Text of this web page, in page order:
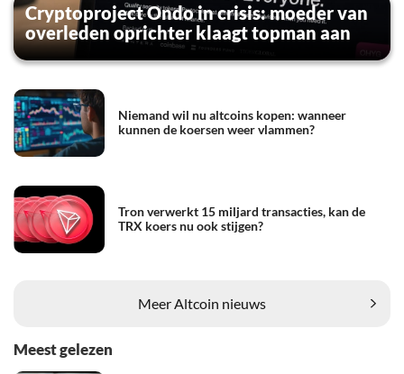
Cryptoproject Ondo in crisis: moeder van
overleden oprichter klaagt topman aan
Niemand wil nu altcoins kopen: wanneer
kunnen de koersen weer vlammen?
Tron verwerkt 15 miljard transacties, kan de
TRX koers nu ook stijgen?
Meer Altcoin nieuws
Meest gelezen